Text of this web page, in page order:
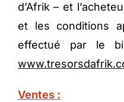
d’Afrik – et
et les conditions
effectué par le
Ventes :